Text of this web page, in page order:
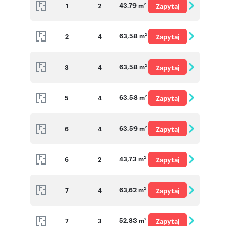
1 2 43,79 m2
Zapytaj
2 4 63,58 m2
Zapytaj
3 4 63,58 m2
Zapytaj
5 4 63,58 m2
Zapytaj
6 4 63,59 m2
Zapytaj
6 2 43,73 m2
Zapytaj
7 4 63,62 m2
Zapytaj
7 3 52,83 m2
Zapytaj